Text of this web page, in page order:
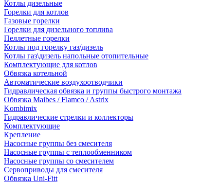
Котлы дизельные
Горелки для котлов
Газовые горелки
Горелки для дизельного топлива
Пеллетные горелки
Котлы под горелку газ/дизель
Котлы газ\дизель напольные отопительные
Комплектующие для котлов
Обвязка котельной
Автоматические воздухоотводчики
Гидравлическая обвязка и группы быстрого монтажа
Обвязка Maibes / Flamco / Astrix
Kombimix
Гидравлические стрелки и коллекторы
Комплектующие
Крепление
Насосные группы без смесителя
Насосные группы с теплообменником
Насосные группы со смесителем
Сервоприводы для смесителя
Обвязка Uni-Fitt